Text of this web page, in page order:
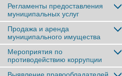
Регламенты предоставления
муниципальных услуг
Продажа и аренда
муниципального имущества
Мероприятия по
противодействию коррупции